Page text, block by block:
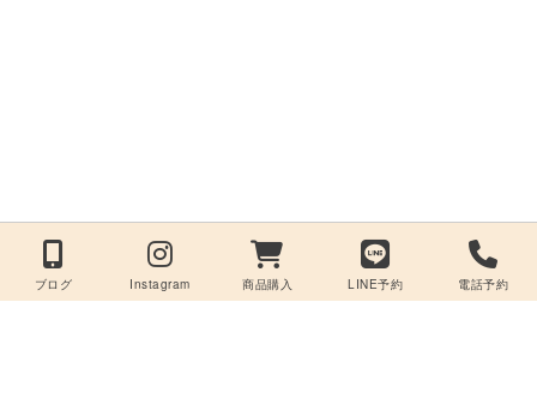
ブログ Instagram 商品購入 LINE予約 電話予約